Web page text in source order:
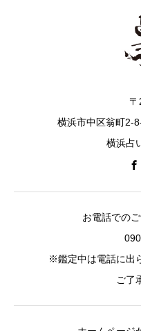
横浜市中区翁町2-
横浜占
お電話での
※鑑定中は電話に出
ご了